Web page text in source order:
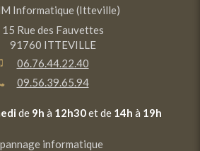
Informatique (Itteville)
15 Rue des Fauvettes
91760 ITTEVILLE
06.76.44.22.40
09.56.39.65.94
de 9h à 12h30et de 14h à 19h
informatique